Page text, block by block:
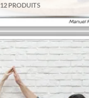
12 PRODUITS